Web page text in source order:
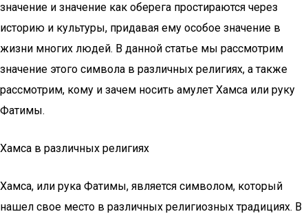
значение и значение как оберега простираются через
историю и культуры, придавая ему особое значение в
жизни многих людей. В данной статье мы рассмотрим
значение этого символа в различных религиях, а также
рассмотрим, кому и зачем носить амулет Хамса или руку
Фатимы.
Хамса в различных религиях
Хамса, или рука Фатимы, является символом, который
нашел свое место в различных религиозных традициях. В